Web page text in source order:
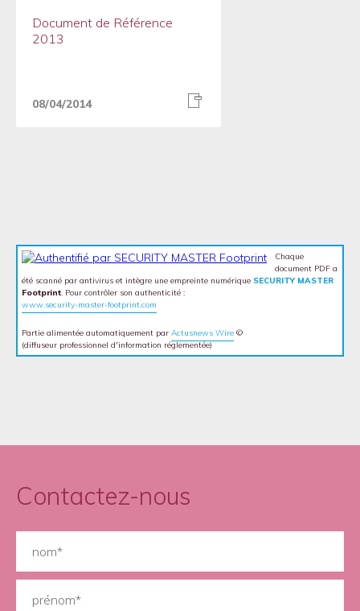
Document de Référence
2013
08/04/2014
Chaque
document PDF a
été scanné par antivirus et intègre une empreinte numérique SECURITY MASTER
Footprint. Pour contrôler son authenticité :
www.security-master-footprint.com
Partie alimentée automatiquement par Actusnews Wire ©
(diffuseur professionnel d'information réglementée)
Contactez-nous